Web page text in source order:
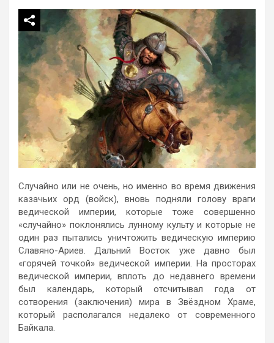
Случайно или не очень, но именно во время движения
казачьих орд (войск), вновь подняли голову враги
ведической империи, которые тоже совершенно
«случайно» поклонялись лунному культу и которые не
один раз пытались уничтожить ведическую империю
Славяно-Ариев. Дальний Восток уже давно был
«горячей точкой» ведической империи. На просторах
ведической империи, вплоть до недавнего времени
был календарь, который отсчитывал года от
сотворения (заключения) мира в Звёздном Храме,
который располагался недалеко от современного
Байкала.